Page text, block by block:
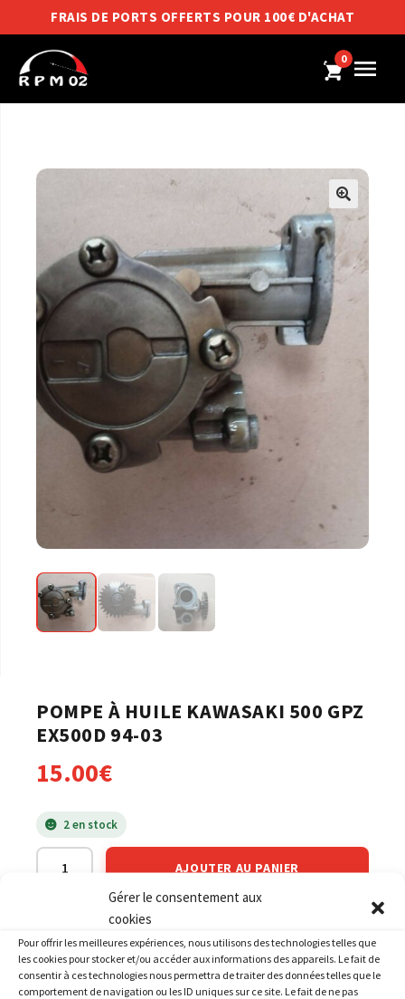
Gérer le consentement aux
cookies
Pour offrir les meilleures expériences, nous utilisons des technologies telles que
les cookies pour stocker et/ou accéder aux informations des appareils. Le fait de
consentir à ces technologies nous permettra de traiter des données telles que le
comportement de navigation ou les ID uniques sur ce site. Le fait de ne pas
FRAIS DE PORTS OFFERTS POUR 100€ D'ACHAT
0
POMPE À HUILE KAWASAKI 500 GPZ
EX500D 94-03
15.00€
2 en stock
AJOUTER AU PANIER